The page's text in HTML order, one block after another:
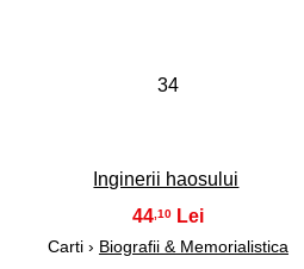
34
Inginerii haosului
44 ,10
Carti › Biografii & Memorialistica